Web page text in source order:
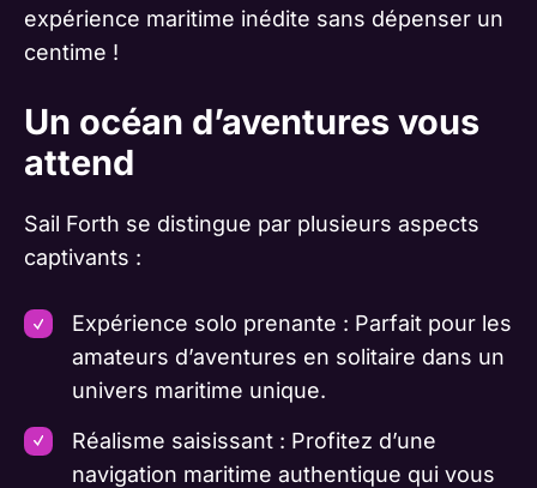
expérience maritime inédite sans dépenser un
centime !
Un océan d’aventures vous
attend
Sail Forth se distingue par plusieurs aspects
captivants :
Expérience solo prenante : Parfait pour les
amateurs d’aventures en solitaire dans un
univers maritime unique.
Réalisme saisissant : Profitez d’une
navigation maritime authentique qui vous